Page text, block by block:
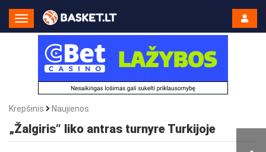
Toggle
Navigation
Krepšinis Naujienos
„Žalgiris“ liko antras turnyre Turkijoje